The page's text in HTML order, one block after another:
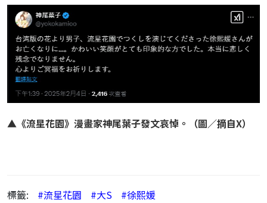
▲ 《流星花園》漫畫家神尾葉子發文哀悼。（圖／摘自X）
標籤: #流星花園 #大S #徐熙媛